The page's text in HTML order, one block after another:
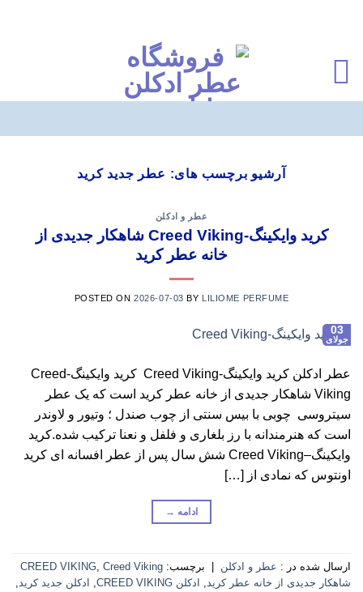
آرشیو برچسب های: عطر جدید کرید
عطر و ادکلن
کرید وایکینگ-Creed Viking شاهکار جدیدی از
خانه عطر کرید
POSTED ON2026-07-03 BY LILIOME PERFUME
03
جولای
عطر ادکلن کرید وایکینگ-Creed Viking کرید وایکینگ-Creed
Viking شاهکار جدیدی از خانه عطر کرید است که یک عطر
سیتروسی چوبی با بیس سنتی از چوب صندل ؛ وتیور و لاوندر
است که هنرمندانه با رز بلغاری و فلفل و نعنا ترکیب شده.کرید
وایکینگ–Creed Viking شش سال پس از عطر افسانه ای کرید
اونتوس که نمادی از […]
ادامه →
ارسال شده در : عطر و ادکلن برچسب: CREED VIKING, Creed Viking
شاهکار جدیدی از خانه عطر کرید, ادکلن CREED VIKING , ادکلن جدید کرید,